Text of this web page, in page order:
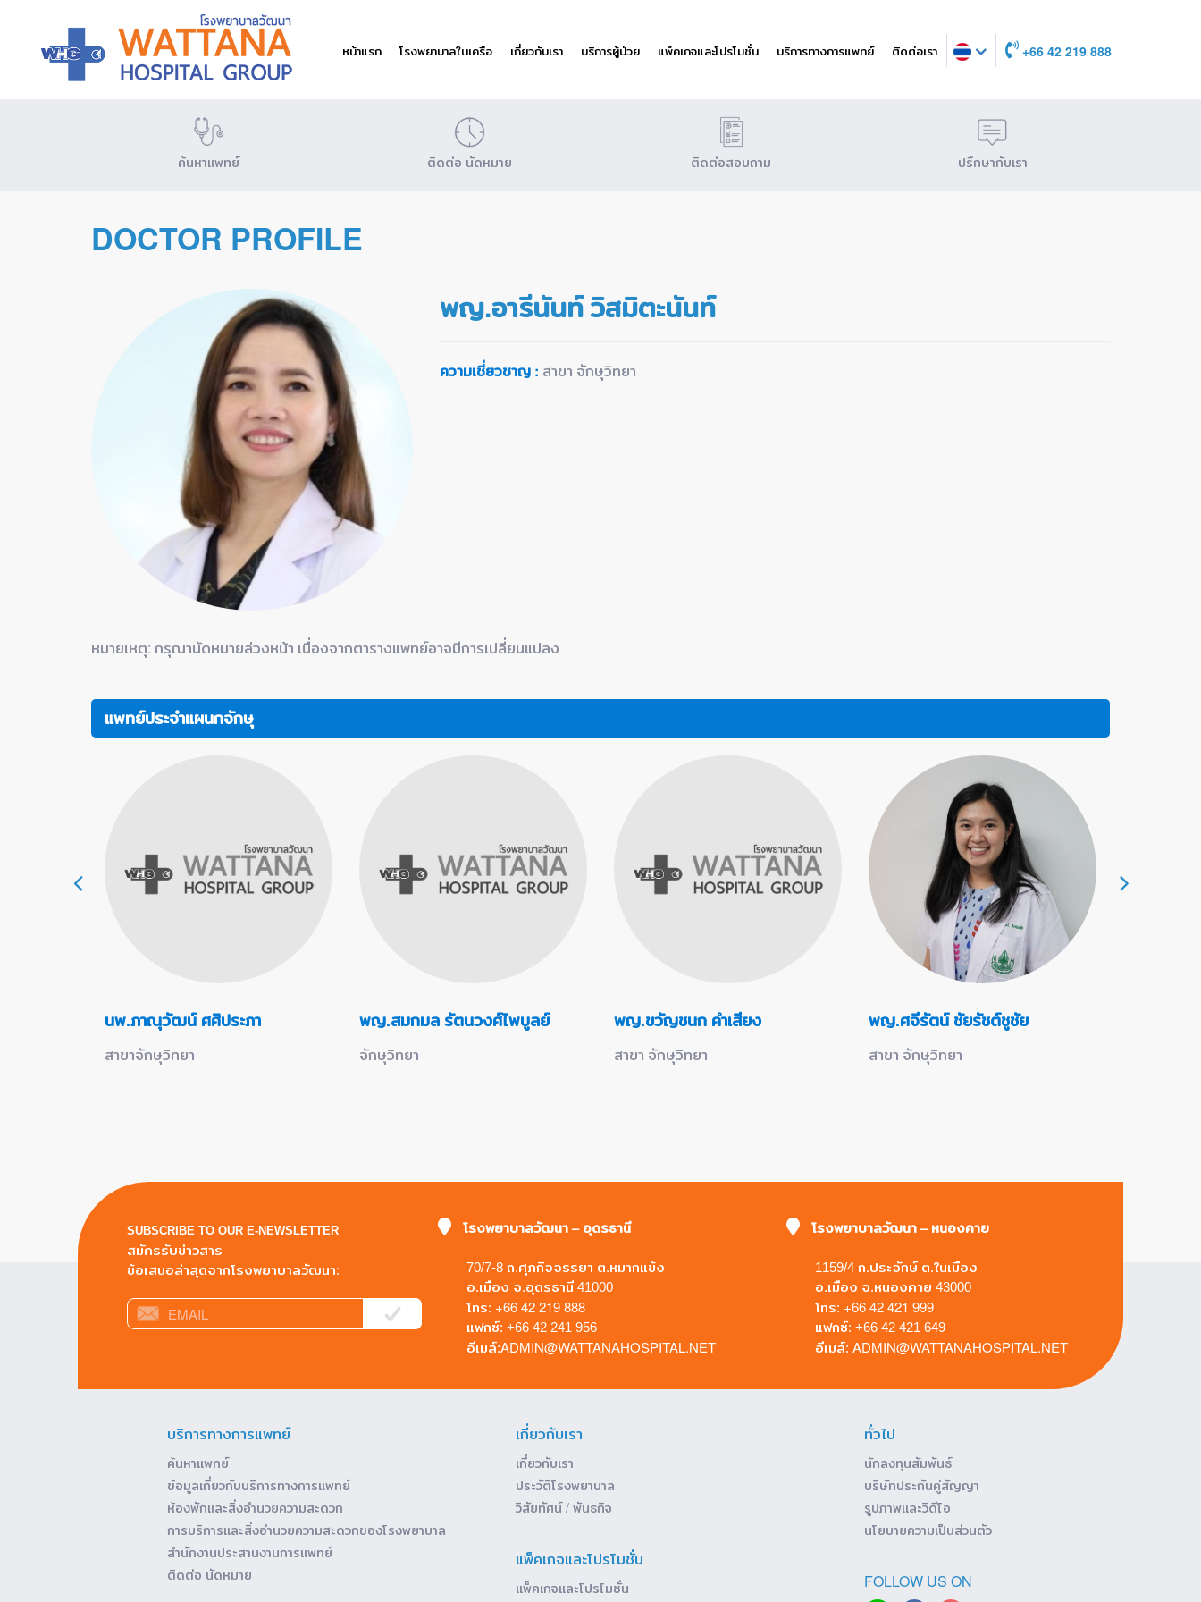
หน้าแรก โรงพยาบาลในเครือ เกี่ยวกับเรา บริการผู้ป่วย แพ็คเกจและโปรโมชั่น บริการทางการแพทย์ ติดต่อเรา +66 42 219 888
ค้นหาแพทย์ ติดต่อ นัดหมาย ติดต่อสอบถาม ปรึกษากับเรา
DOCTOR PROFILE
พญ.อารีนันท์ วิสมิตะนันท์
ความเชี่ยวชาญ : สาขา จักษุวิทยา
หมายเหตุ: กรุณานัดหมายล่วงหน้า เนื่องจากตารางแพทย์อาจมีการเปลี่ยนแปลง
แพทย์ประจำแผนกจักษุ
นพ.ภาณุวัฒน์ ศศิประภา
สาขาจักษุวิทยา
พญ.สมกมล รัตนวงศ์ไพบูลย์
จักษุวิทยา
พญ.ขวัญชนก คำเสียง
สาขา จักษุวิทยา
พญ.ศจีรัตน์ ชัยรัชต์ชูชัย
สาขา จักษุวิทยา
SUBSCRIBE TO OUR E-NEWSLETTER
สมัครรับข่าวสาร
ข้อเสนอล่าสุดจากโรงพยาบาลวัฒนา:
โรงพยาบาลวัฒนา – อุดรธานี
70/7-8 ถ.ศุภกิจจรรยา ต.หมากแข้ง
อ.เมือง จ.อุดรธานี 41000
โทร: +66 42 219 888
แฟกซ์: +66 42 241 956
อีเมล์:ADMIN@WATTANAHOSPITAL.NET
โรงพยาบาลวัฒนา – หนองคาย
1159/4 ถ.ประจักษ์ ต.ในเมือง
อ.เมือง จ.หนองคาย 43000
โทร: +66 42 421 999
แฟกซ์: +66 42 421 649
อีเมล์: ADMIN@WATTANAHOSPITAL.NET
บริการทางการแพทย์
ค้นหาแพทย์
ข้อมูลเกี่ยวกับบริการทางการแพทย์
ห้องพักและสิ่งอำนวยความสะดวก
การบริการและสิ่งอำนวยความสะดวกของโรงพยาบาล
สำนักงานประสานงานการแพทย์
ติดต่อ นัดหมาย
เกี่ยวกับเรา
เกี่ยวกับเรา
ประวัติโรงพยาบาล
วิสัยทัศน์ / พันธกิจ
แพ็คเกจและโปรโมชั่น
แพ็คเกจและโปรโมชั่น
ทั่วไป
นักลงทุนสัมพันธ์
บริษัทประกันคู่สัญญา
รูปภาพและวิดีโอ
นโยบายความเป็นส่วนตัว
FOLLOW US ON